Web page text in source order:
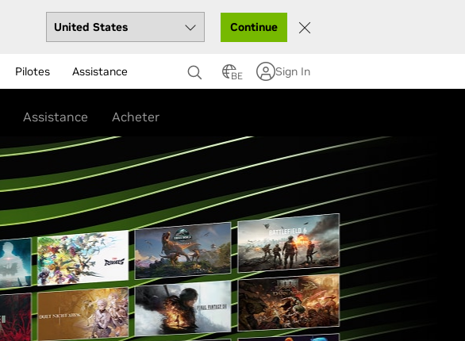
Continue
Pilotes Assistance BE Sign In
Assistance Acheter